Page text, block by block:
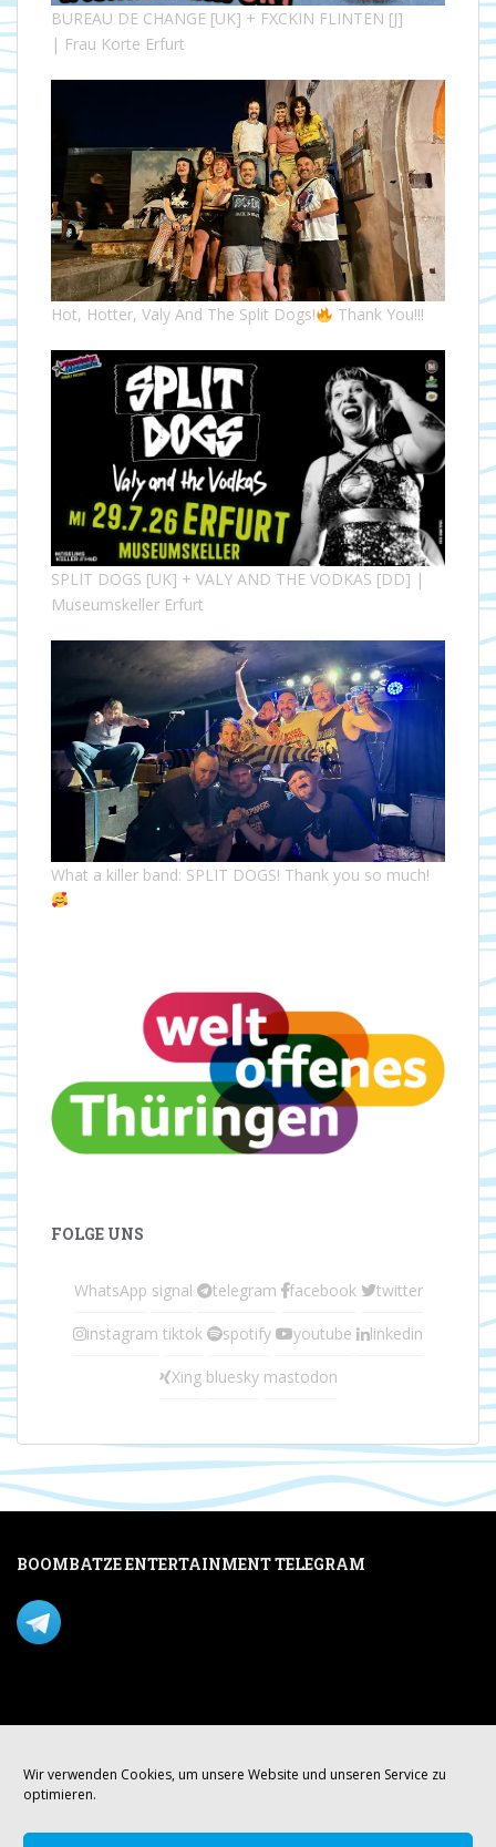
Wir verwenden Cookies, um unsere Website und unseren Service zu
optimieren.
BUREAU DE CHANGE [UK] + FXCKIN FLINTEN [J]
| Frau Korte Erfurt
Hot, Hotter, Valy And The Split Dogs! Thank You!!!
SPLIT DOGS [UK] + VALY AND THE VODKAS [DD] |
Museumskeller Erfurt
What a killer band: SPLIT DOGS! Thank you so much!
FOLGE UNS
WhatsApp signal telegram facebook twitter
instagram tiktok spotify youtube linkedin
Xing bluesky mastodon
BOOMBATZE ENTERTAINMENT TELEGRAM